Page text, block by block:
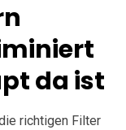
da ist
richtigen Filter